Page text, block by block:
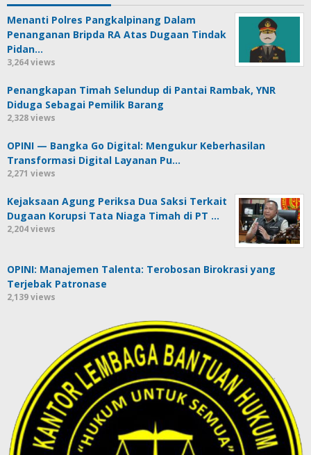
Menanti Polres Pangkalpinang Dalam
Penanganan Bripda RA Atas Dugaan Tindak
Pidan…
3,264 views
Penangkapan Timah Selundup di Pantai Rambak, YNR
Diduga Sebagai Pemilik Barang
2,328 views
OPINI — Bangka Go Digital: Mengukur Keberhasilan
Transformasi Digital Layanan Pu…
2,271 views
Kejaksaan Agung Periksa Dua Saksi Terkait
Dugaan Korupsi Tata Niaga Timah di PT …
2,204 views
OPINI: Manajemen Talenta: Terobosan Birokrasi yang
Terjebak Patronase
2,139 views